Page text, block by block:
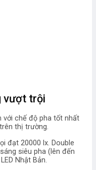
vượt trội
với chế độ pha tốt nhất
thị trường.
đạt 20000 lx. Double
siêu pha (lên đến
Nhật Bản.